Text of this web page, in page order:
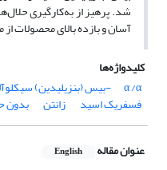
شد. پرهیز از به‌کارگیری
آسان و بازده بالای محصولات
کلیدواژه‌ها
α/α-بیس (بنزیلیدین) سیکلوآلکانون‌ها
فسفریک اسید زانتن بدون
عنوان مقاله English